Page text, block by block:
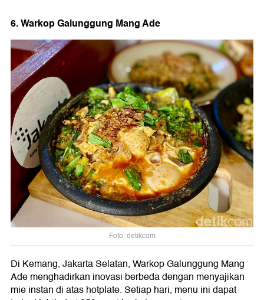
6. Warkop Galunggung Mang Ade
Foto: detikcom
Di Kemang, Jakarta Selatan, Warkop Galunggung Mang
Ade menghadirkan inovasi berbeda dengan menyajikan
mie instan di atas hotplate. Setiap hari, menu ini dapat